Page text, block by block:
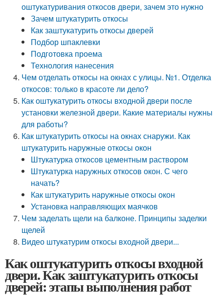
оштукатуривания откосов двери, зачем это нужно
Зачем штукатурить откосы
Как заштукатурить откосы дверей
Подбор шпаклевки
Подготовка проема
Технология нанесения
Чем отделать откосы на окнах с улицы. №1. Отделка
откосов: только в красоте ли дело?
Как оштукатурить откосы входной двери после
установки железной двери. Какие материалы нужны
для работы?
Как штукатурить откосы на окнах снаружи. Как
штукатурить наружные откосы окон
Штукатурка откосов цементным раствором
Штукатурка наружных откосов окон. С чего
начать?
Как штукатурить наружные откосы окон
Установка направляющих маячков
Чем заделать щели на балконе. Принципы заделки
щелей
Видео штукатурим откосы входной двери...
Как оштукатурить откосы входной
двери. Как заштукатурить откосы
дверей: этапы выполнения работ